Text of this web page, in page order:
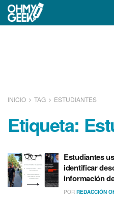
INICIO TAG ESTUDIANTES
Etiqueta:
Estudiantes
identificar
información
POR REDACCIÓN